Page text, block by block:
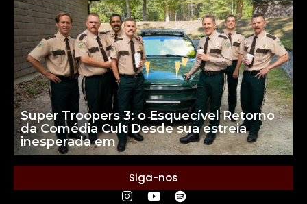
Super Troopers 3: o Esquecível Retorno
da Comédia Cult Desde sua estreia
inesperada em
Siga-nos